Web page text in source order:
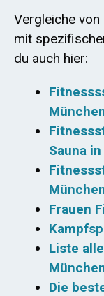
Vergleiche
mit
du auch hier:
Sauna
Frauen
Liste
Die